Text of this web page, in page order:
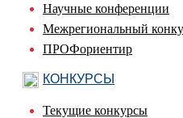
Научные конференции
Межрегиональный
ПРОФориентир
КОНКУРСЫ
Текущие конкурсы